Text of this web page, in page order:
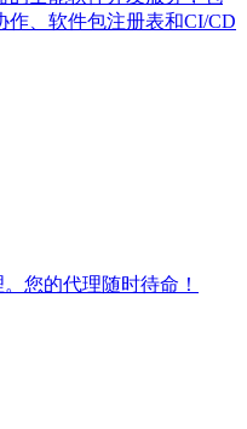
作、软件包注册表和CI/CD
您的代理随时待命！